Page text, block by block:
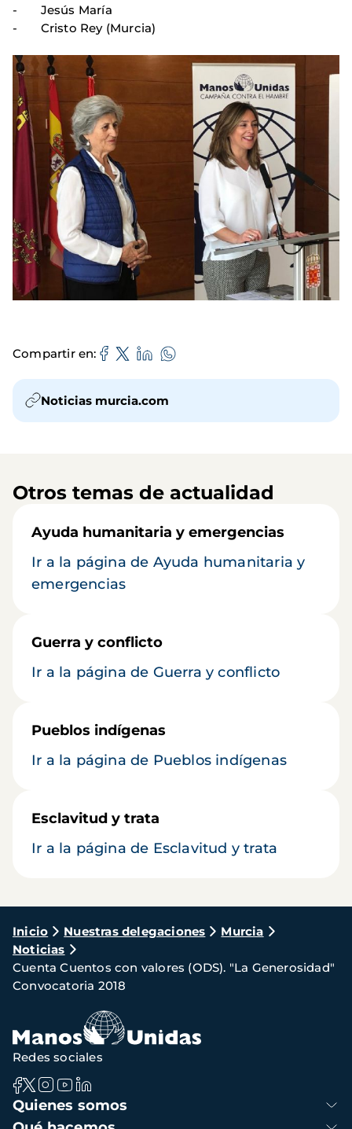
- Jesús María
- Cristo Rey (Murcia)
Compartir en
Noticias murcia.com
Otros temas de actualidad
Ayuda humanitaria y emergencias
Ir a la página de Ayuda humanitaria y
emergencias
Guerra y conflicto
Ir a la página de Guerra y conflicto
Pueblos indígenas
Ir a la página de Pueblos indígenas
Esclavitud y trata
Ir a la página de Esclavitud y trata
Ruta
de
navegación
Inicio Nuestras delegaciones
Murcia
Noticias
Cuenta Cuentos con valores (ODS). "La Generosidad"
Convocatoria 2018
Navegación
principal
Quienes somos
Redes sociales